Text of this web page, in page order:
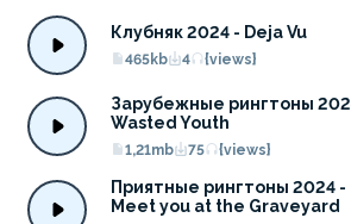
Клубняк 2024 - Deja Vu
465kb 4 {views}
Зарубежные рингтоны
Wasted Youth
1,21mb 75 {views}
Приятные рингтоны 2024 -
Meet you at the Graveyard